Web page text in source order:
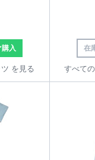
入
を見る
在
すべて